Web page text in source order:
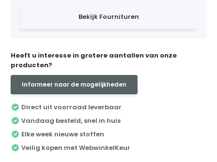
Bekijk Fournituren
Heeft u interesse in grotere aantallen van onze
producten?
Informeer naar de mogelijkheden
Direct uit voorraad leverbaar
Vandaag besteld, snel in huis
Elke week nieuwe stoffen
Veilig kopen met WebwinkelKeur